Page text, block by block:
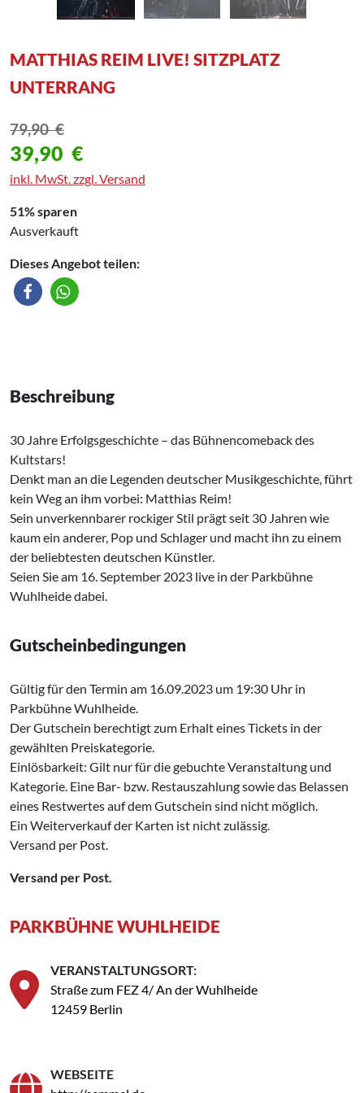
MATTHIAS REIM LIVE! SITZPLATZ
UNTERRANG
79,90€
39,90 €
inkl. MwSt. zzgl. Versand
51% sparen
Ausverkauft
Dieses Angebot teilen:
Beschreibung
30 Jahre Erfolgsgeschichte – das Bühnencomeback des
Kultstars!
Denkt man an die Legenden deutscher Musikgeschichte, führt
kein Weg an ihm vorbei: Matthias Reim!
Sein unverkennbarer rockiger Stil prägt seit 30 Jahren wie
kaum ein anderer, Pop und Schlager und macht ihn zu einem
der beliebtesten deutschen Künstler.
Seien Sie am 16. September 2023 live in der Parkbühne
Wuhlheide dabei.
Gutscheinbedingungen
Gültig für den Termin am 16.09.2023 um 19:30 Uhr in
Parkbühne Wuhlheide.
Der Gutschein berechtigt zum Erhalt eines Tickets in der
gewählten Preiskategorie.
Einlösbarkeit: Gilt nur für die gebuchte Veranstaltung und
Kategorie. Eine Bar- bzw. Restauszahlung sowie das Belassen
eines Restwertes auf dem Gutschein sind nicht möglich.
Ein Weiterverkauf der Karten ist nicht zulässig.
Versand per Post.
Versand per Post.
PARKBÜHNE WUHLHEIDE
VERANSTALTUNGSORT:
Straße zum FEZ 4/ An der Wuhlheide
12459 Berlin
WEBSEITE